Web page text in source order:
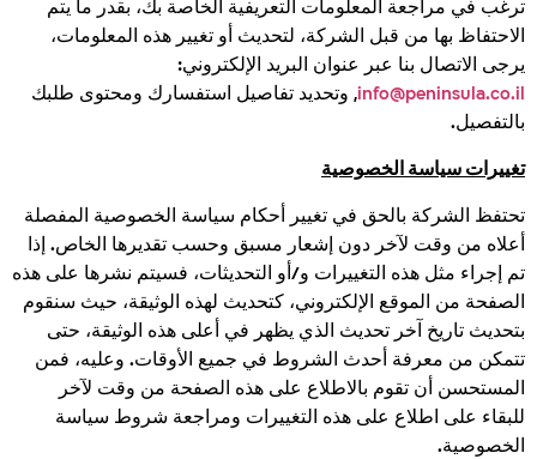
ترغب في مراجعة المعلومات التعريفية الخاصة بك، بقدر ما يتم
الاحتفاظ بها من قبل الشركة، لتحديث أو تغيير هذه المعلومات،
يرجى الاتصال بنا عبر عنوان البريد الإلكتروني:
info@peninsula.co.il , وتحديد تفاصيل استفسارك ومحتوى طلبك
بالتفصيل.
تغييرات سياسة الخصوصية
تحتفظ الشركة بالحق في تغيير أحكام سياسة الخصوصية المفصلة
أعلاه من وقت لآخر دون إشعار مسبق وحسب تقديرها الخاص. إذا
تم إجراء مثل هذه التغييرات و/أو التحديثات، فسيتم نشرها على هذه
الصفحة من الموقع الإلكتروني، كتحديث لهذه الوثيقة، حيث سنقوم
بتحديث تاريخ آخر تحديث الذي يظهر في أعلى هذه الوثيقة، حتى
تتمكن من معرفة أحدث الشروط في جميع الأوقات. وعليه، فمن
المستحسن أن تقوم بالاطلاع على هذه الصفحة من وقت لآخر
للبقاء على اطلاع على هذه التغييرات ومراجعة شروط سياسة
الخصوصية.